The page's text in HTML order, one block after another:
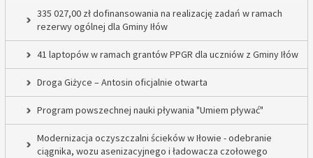
335 027,00 zł dofinansowania na realizację zadań w ramach
rezerwy ogólnej dla Gminy Iłów
41 laptopów w ramach grantów PPGR dla uczniów z Gminy Iłów
Droga Giżyce – Antosin oficjalnie otwarta
Program powszechnej nauki pływania "Umiem pływać"
Modernizacja oczyszczalni ścieków w Iłowie - odebranie
ciągnika, wozu asenizacyjnego i ładowacza czołowego